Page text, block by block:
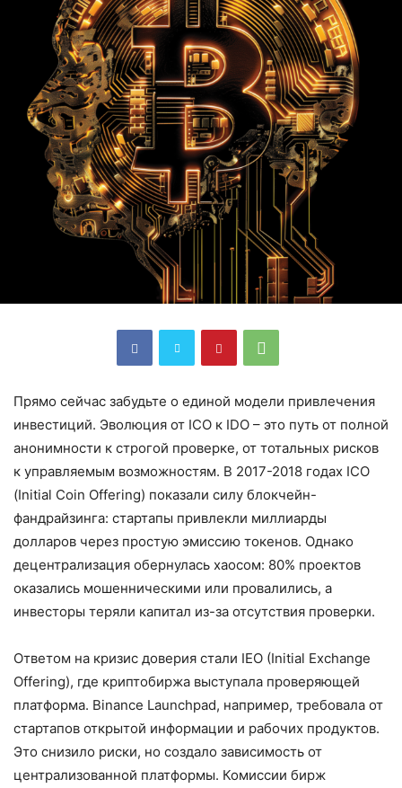
Прямо сейчас забудьте о единой модели привлечения
инвестиций. Эволюция от ICO к IDO – это путь от полной
анонимности к строгой проверке, от тотальных рисков
к управляемым возможностям. В 2017-2018 годах ICO
(Initial Coin Offering) показали силу блокчейн-
фандрайзинга: стартапы привлекли миллиарды
долларов через простую эмиссию токенов. Однако
децентрализация обернулась хаосом: 80% проектов
оказались мошенническими или провалились, а
инвесторы теряли капитал из-за отсутствия проверки.
Ответом на кризис доверия стали IEO (Initial Exchange
Offering), где криптобиржа выступала проверяющей
платформа. Binance Launchpad, например, требовала от
стартапов открытой информации и рабочих продуктов.
Это снизило риски, но создало зависимость от
централизованной платформы. Комиссии бирж